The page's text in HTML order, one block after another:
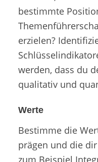
bestimmte
erzielen?
werden, dass du
qualitativ und
Werte
Bestimme die
prägen und die
zum Beispiel